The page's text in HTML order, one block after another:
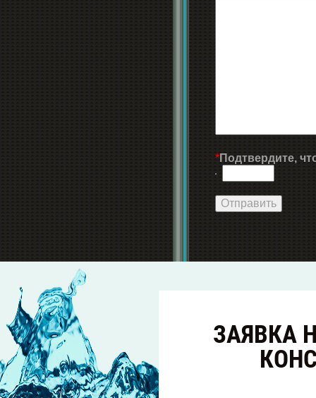
*Подтвердите,
ЗАЯВКА